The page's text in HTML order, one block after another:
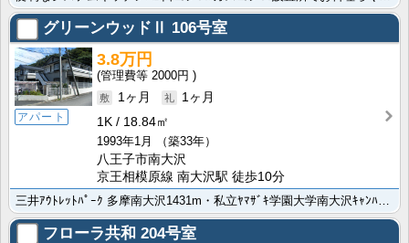
グリーンウッドⅡ 106号室
アパート
3.8万円
2000円
1ヶ月
1ヶ月
1K
18.84㎡
1993年1月
（築33年）
八王子市南大沢
京王相模原線 南大沢駅 徒歩10分
フローラ共和 204号室